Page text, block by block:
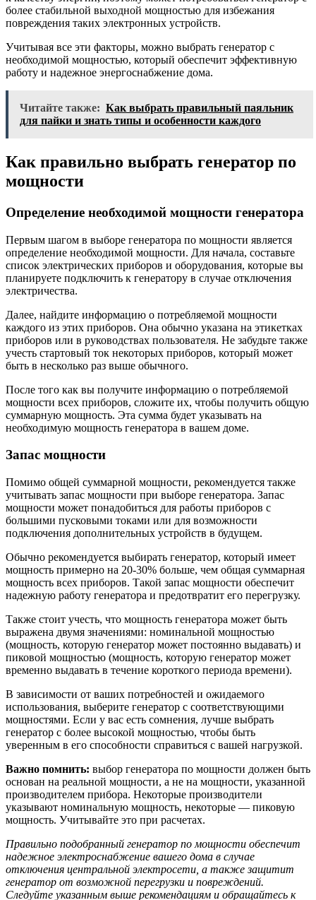
более стабильной выходной мощностью для избежания
повреждения таких электронных устройств.
Учитывая все эти факторы, можно выбрать генератор с
необходимой мощностью, который обеспечит эффективную
работу и надежное энергоснабжение дома.
Читайте также: Как выбрать правильный паяльник
для пайки и знать типы и особенности каждого
Как правильно выбрать генератор по
мощности
Определение необходимой мощности генератора
Первым шагом в выборе генератора по мощности является
определение необходимой мощности. Для начала, составьте
список электрических приборов и оборудования, которые вы
планируете подключить к генератору в случае отключения
электричества.
Далее, найдите информацию о потребляемой мощности
каждого из этих приборов. Она обычно указана на этикетках
приборов или в руководствах пользователя. Не забудьте также
учесть стартовый ток некоторых приборов, который может
быть в несколько раз выше обычного.
После того как вы получите информацию о потребляемой
мощности всех приборов, сложите их, чтобы получить общую
суммарную мощность. Эта сумма будет указывать на
необходимую мощность генератора в вашем доме.
Запас мощности
Помимо общей суммарной мощности, рекомендуется также
учитывать запас мощности при выборе генератора. Запас
мощности может понадобиться для работы приборов с
большими пусковыми токами или для возможности
подключения дополнительных устройств в будущем.
Обычно рекомендуется выбирать генератор, который имеет
мощность примерно на 20-30% больше, чем общая суммарная
мощность всех приборов. Такой запас мощности обеспечит
надежную работу генератора и предотвратит его перегрузку.
Также стоит учесть, что мощность генератора может быть
выражена двумя значениями: номинальной мощностью
(мощность, которую генератор может постоянно выдавать) и
пиковой мощностью (мощность, которую генератор может
временно выдавать в течение короткого периода времени).
В зависимости от ваших потребностей и ожидаемого
использования, выберите генератор с соответствующими
мощностями. Если у вас есть сомнения, лучше выбрать
генератор с более высокой мощностью, чтобы быть
уверенным в его способности справиться с вашей нагрузкой.
Важно помнить: выбор генератора по мощности должен быть
основан на реальной мощности, а не на мощности, указанной
производителем прибора. Некоторые производители
указывают номинальную мощность, некоторые — пиковую
мощность. Учитывайте это при расчетах.
Правильно подобранный генератор по мощности обеспечит
надежное электроснабжение вашего дома в случае
отключения центральной электросети, а также защитит
генератор от возможной перегрузки и повреждений.
Следуйте указанным выше рекомендациям и обращайтесь к